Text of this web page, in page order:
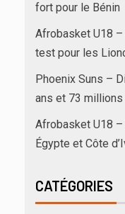
fort pour le Bénin
Afrobasket U18 –
test pour les
Phoenix Suns –
ans et 73
Afrobasket U18
Égypte et Côte
CATÉGORIES